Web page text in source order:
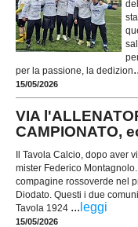
per la passione, la dedizion
15/05/2026
VIA
CAMPIONATO,
Il Tavola Calcio, dopo aver
mister Federico
compagine rossoverde nel
Diodato. Questi i due
Tavola 1924 ... leggi
15/05/2026